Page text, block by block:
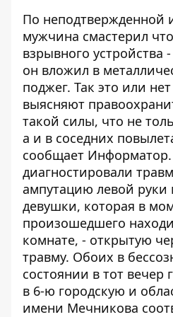
По неподтвержденной
мужчина смастерил
взрывного устройства
он вложил в
поджег. Так это или
выясняют
такой силы, что не
а и в соседних
сообщает Информатор
диагностировали
ампутацию левой руки
девушки, которая в
произошедшего
комнате, - открытую
травму. Обоих в
состоянии в тот вечер
в 6-ю городскую и
имени Мечникова